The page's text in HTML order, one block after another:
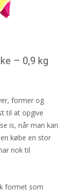
– 0,9 kg
former og
til at opgive
is, når man kan
købe en stor
nok til
formet som